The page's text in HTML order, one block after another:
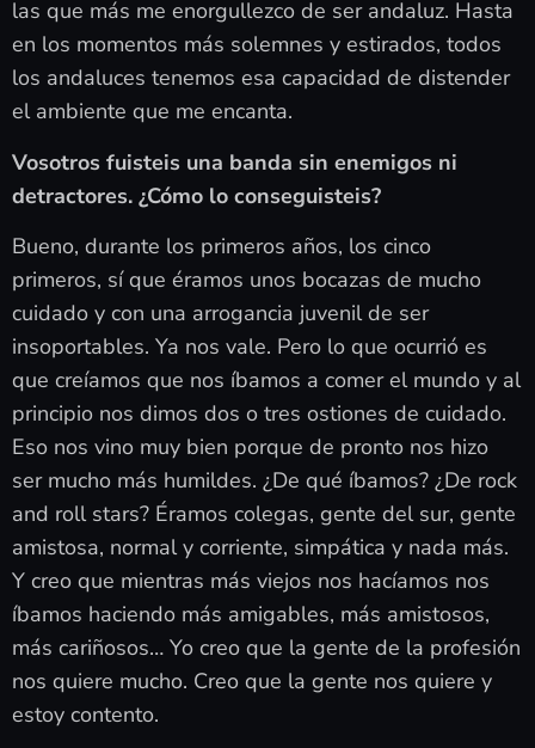
las que más me enorgullezco de ser andaluz. Hasta
en los momentos más solemnes y estirados, todos
los andaluces tenemos esa capacidad de distender
el ambiente que me encanta.
Vosotros fuisteis una banda sin enemigos ni
detractores. ¿Cómo lo conseguisteis?
Bueno, durante los primeros años, los cinco
primeros, sí que éramos unos bocazas de mucho
cuidado y con una arrogancia juvenil de ser
insoportables. Ya nos vale. Pero lo que ocurrió es
que creíamos que nos íbamos a comer el mundo y al
principio nos dimos dos o tres ostiones de cuidado.
Eso nos vino muy bien porque de pronto nos hizo
ser mucho más humildes. ¿De qué íbamos? ¿De rock
and roll stars? Éramos colegas, gente del sur, gente
amistosa, normal y corriente, simpática y nada más.
Y creo que mientras más viejos nos hacíamos nos
íbamos haciendo más amigables, más amistosos,
más cariñosos… Yo creo que la gente de la profesión
nos quiere mucho. Creo que la gente nos quiere y
estoy contento.